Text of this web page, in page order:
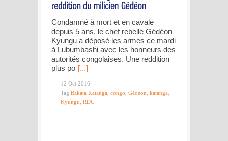
Condamné à mort et en cavale
depuis 5 ans, le chef rebelle Gédéon
Kyungu a déposé les armes ce mardi
à Lubumbashi avec les honneurs des
autorités congolaises. Une reddition
plus po [...]
12 Oct 2016
Tag Bakata Katanga congo Gédéon katanga
Kyungu RDC